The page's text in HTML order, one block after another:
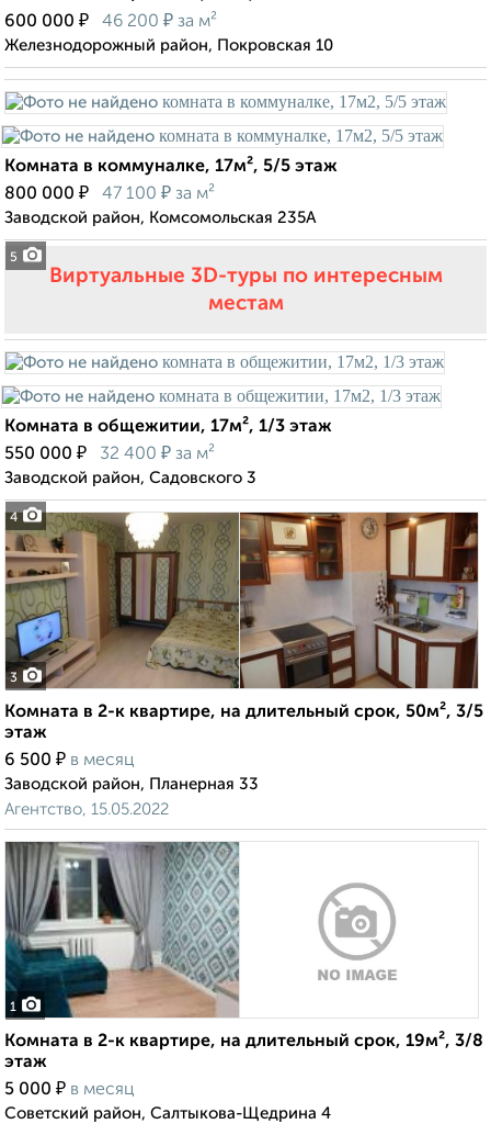
600 000 ₽ 46 200 ₽ за м²
Железнодорожный район, Покровская 10
5
Комната в коммуналке, 17м², 5/5 этаж
800 000 ₽ 47 100 ₽ за м²
Заводской район, Комсомольская 235А
Виртуальные 3D-туры по интересным
местам
4
Комната в общежитии, 17м², 1/3 этаж
550 000 ₽ 32 400 ₽ за м²
Заводской район, Садовского 3
3
Комната в 2-к квартире, на длительный срок, 50м², 3/5
этаж
6 500 ₽ в месяц
Заводской район, Планерная 33
Агентство, 15.05.2022
1
Комната в 2-к квартире, на длительный срок, 19м², 3/8
этаж
5 000 ₽ в месяц
Советский район, Салтыкова-Щедрина 4